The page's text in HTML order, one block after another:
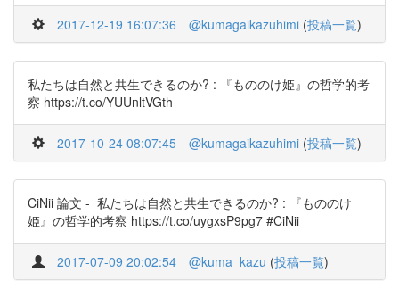
2017-12-19 16:07:36 @kumagaikazuhimi (投稿一覧)
私たちは自然と共生できるのか? : 『もののけ姫』の哲学的考
察 https://t.co/YUUnltVGth
2017-10-24 08:07:45 @kumagaikazuhimi (投稿一覧)
CiNii 論文 - 私たちは自然と共生できるのか? : 『もののけ
姫』の哲学的考察 https://t.co/uygxsP9pg7 #CiNii
2017-07-09 20:02:54 @kuma_kazu (投稿一覧)